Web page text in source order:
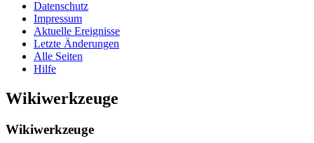
Datenschutz
Impressum
Aktuelle Ereignisse
Letzte Änderungen
Alle Seiten
Hilfe
Wikiwerkzeuge
Wikiwerkzeuge